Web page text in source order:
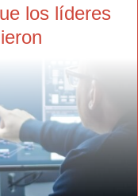
los líderes